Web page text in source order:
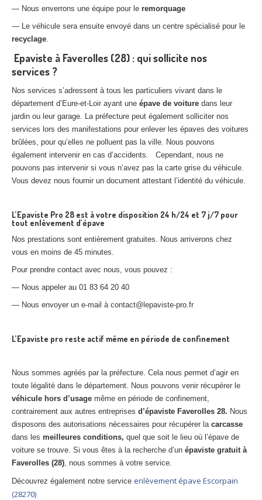
— Nous enverrons une équipe pour le remorquage
— Le véhicule sera ensuite envoyé dans un centre spécialisé pour le
recyclage.
Epaviste à Faverolles (28) : qui sollicite nos
services ?
Nos services s’adressent à tous les particuliers vivant dans le
département d’Eure-et-Loir ayant une épave de voiture dans leur
jardin ou leur garage. La préfecture peut également solliciter nos
services lors des manifestations pour enlever les épaves des voitures
brûlées, pour qu’elles ne polluent pas la ville. Nous pouvons
également intervenir en cas d’accidents. Cependant, nous ne
pouvons pas intervenir si vous n’avez pas la carte grise du véhicule.
Vous devez nous fournir un document attestant l’identité du véhicule.
L’Epaviste Pro 28 est à votre disposition 24 h/24 et 7 j/7 pour
tout enlèvement d’épave
Nos prestations sont entièrement gratuites. Nous arriverons chez
vous en moins de 45 minutes.
Pour prendre contact avec nous, vous pouvez :
— Nous appeler au 01 83 64 20 40
— Nous envoyer un e-mail à contact@lepaviste-pro.fr
L’Epaviste pro reste actif même en période de confinement
Nous sommes agréés par la préfecture. Cela nous permet d’agir en
toute légalité dans le département. Nous pouvons venir récupérer le
véhicule hors d’usage même en période de confinement,
contrairement aux autres entreprises d’épaviste Faverolles 28. Nous
disposons des autorisations nécessaires pour récupérer la carcasse
dans les meilleures conditions, quel que soit le lieu où l’épave de
voiture se trouve. Si vous êtes à la recherche d’un épaviste gratuit à
Faverolles (28), nous sommes à votre service.
Découvrez également notre service enlèvement épave Escorpain
(28270)